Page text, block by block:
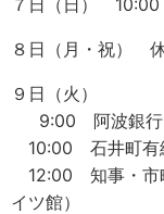
７日（日） 10:00
８日（月・祝）
９日（火）
9:00 阿波銀
10:00 石井町有
12:00 知事・市
イツ館）